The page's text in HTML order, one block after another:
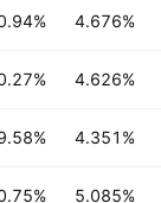
4.676%
4.626%
4.351%
5.085%